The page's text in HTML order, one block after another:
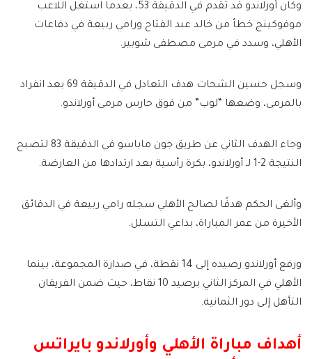
وكان أورلاندو قد تقدم في الدقيقة 53، بعدما استغل اللاعب
موفوكينج خطأ من خالد عبد الفتاح ورامي ربيعة في دفاعات
الأهلي، وسدد في مرمى مصطفى شوبير.
وسجل حسين الشحات هدف التعادل في الدقيقة 69 بعد انفراد
بالمرمى، وضعها “لوب” من فوق حارس مرمى أورلاندو.
وجاء الهدف الثاني عن طريق جون ماباسو في الدقيقة 83 لتصبح
النتيجة 2-1 لـ أورلاندو، بكرة رأسية بعد ارتدادها من العارضة.
وألغى الحكم هدفًا لصالح الأهلي سجله رامي ربيعة في الدقائق
الأخيرة من عمر المباراة، بداعي التسلل.
ورفع أورلاندو رصيده إلى 14 نقطة، في صدارة المجموعة، بينما
الأهلي في المركز الثاني برصيد 10 نقاط، حيث ضمن الفريقان
التأهل إلى دور الثمانية.
أهداف مباراة الأهلي وأورلاندو بايراتس